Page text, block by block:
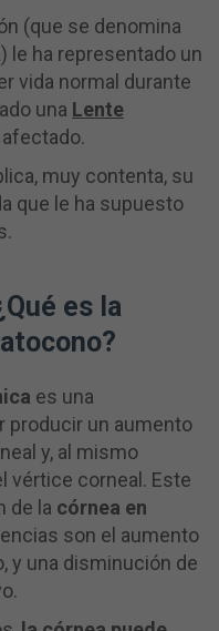
(que se denomina
) le ha representado un
vida normal durante
una Lente
muy contenta, su
que le ha supuesto
es la
es una
producir un aumento
y, al mismo
vértice corneal. Este
de la córnea en
son el aumento
y una disminución de